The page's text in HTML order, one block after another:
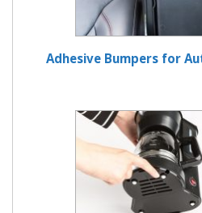
Adhesive Bumpers for